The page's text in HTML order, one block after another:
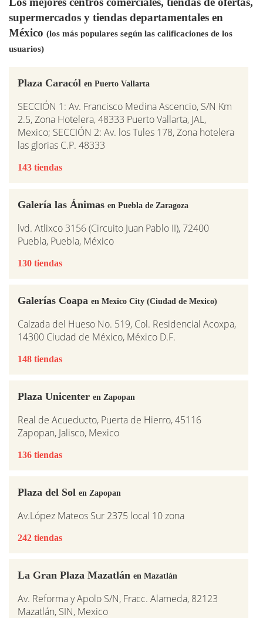
supermercados y tiendas departamentales en
México (los más populares según las calificaciones de los
usuarios)
Plaza Caracól en Puerto Vallarta
SECCIÓN 1: Av. Francisco Medina Ascencio, S/N Km
2.5, Zona Hotelera, 48333 Puerto Vallarta, JAL,
Mexico; SECCIÓN 2: Av. los Tules 178, Zona hotelera
las glorias C.P. 48333
143 tiendas
Galería las Ánimas en Puebla de Zaragoza
lvd. Atlixco 3156 (Circuito Juan Pablo II), 72400
Puebla, Puebla, México
130 tiendas
Galerías Coapa en Mexico City (Ciudad de Mexico)
Calzada del Hueso No. 519, Col. Residencial Acoxpa,
14300 Ciudad de México, México D.F.
148 tiendas
Plaza Unicenter en Zapopan
Real de Acueducto, Puerta de Hierro, 45116
Zapopan, Jalisco, Mexico
136 tiendas
Plaza del Sol en Zapopan
Av.López Mateos Sur 2375 local 10 zona
242 tiendas
La Gran Plaza Mazatlán en Mazatlán
Av. Reforma y Apolo S/N, Fracc. Alameda, 82123
Mazatlán, SIN, Mexico